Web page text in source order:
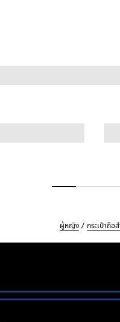
ผู้หญิง กระเป๋าถื